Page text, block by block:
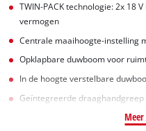
TWIN-PACK technologie: 2x 18
vermogen
Centrale maaihoogte-instelling
Opklapbare duwboom voor
In de hoogte verstelbare
Geïntegreerde